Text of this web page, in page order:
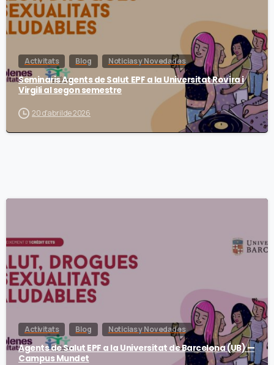
Activitats Blog Noticias y Novedades
Seminaris Agents de Salut EPF a la Universitat Rovira i
Virgili al segon semestre
20 d'abril de 2026
Activitats Blog Noticias y Novedades
Agents de Salut EPF a la Universitat de Barcelona (UB) —
Campus Mundet